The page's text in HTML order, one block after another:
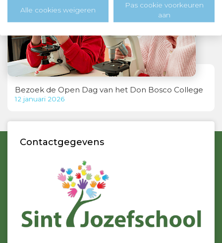
Bezoek de Open Dag van het Don Bosco College
12 januari 2026
Contactgegevens
Alle cookies weigeren
Pas cookie voorkeuren
aan